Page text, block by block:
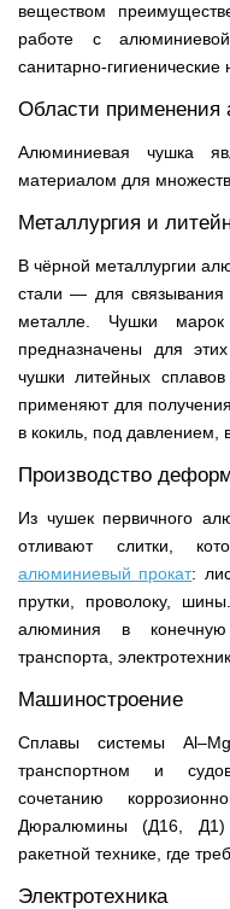
веществом
работе с
санитарно-гигиенические
Области
Алюминиевая чушка
материалом для
Металлургия и
В чёрной металлургии
стали — для связывания
металле. Чушки
предназначены для
чушки литейных
применяют для
в кокиль, под
Производство
Из чушек первичного
отливают слитки,
алюминиевый прокат:
прутки, проволоку,
алюминия в конечную
транспорта,
Машиностроение
Сплавы системы
транспортном и
сочетанию
Дюралюмины (Д16, Д1)
ракетной технике, где
Электротехника